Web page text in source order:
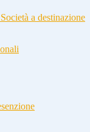
a destinazione